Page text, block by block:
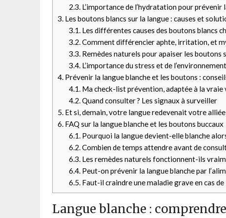
2.3. L’importance de l’hydratation pour prévenir
3. Les boutons blancs sur la langue : causes et
3.1. Les différentes causes des boutons blancs
3.2. Comment différencier aphte, irritation, et
3.3. Remèdes naturels pour apaiser les boutons
3.4. L’importance du stress et de l’environnement
4. Prévenir la langue blanche et les boutons :
4.1. Ma check-list prévention, adaptée à la vraie
4.2. Quand consulter ? Les signaux à surveiller
5. Et si, demain, votre langue redevenait votre alliée
6. FAQ sur la langue blanche et les boutons buccaux
6.1. Pourquoi la langue devient-elle blanche
6.2. Combien de temps attendre avant de
6.3. Les remèdes naturels fonctionnent-ils
6.4. Peut-on prévenir la langue blanche par
6.5. Faut-il craindre une maladie grave en cas de
Langue blanche :